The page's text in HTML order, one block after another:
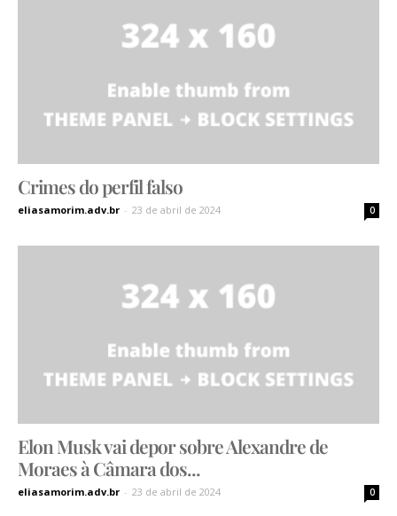
Crimes do perfil falso
eliasamorim.adv.br - 23 de abril de 2024 0
Elon Musk vai depor sobre Alexandre de
Moraes à Câmara dos...
eliasamorim.adv.br - 23 de abril de 2024 0